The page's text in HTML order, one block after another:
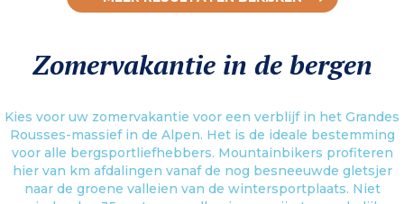
Zomervakantie in de bergen
Kies voor uw zomervakantie voor een verblijf in het Grandes
Rousses-massief in de Alpen. Het is de ideale bestemming
voor alle bergsportliefhebbers. Mountainbikers profiteren
hier van km afdalingen vanaf de nog besneeuwde gletsjer
naar de groene valleien van de wintersportplaats. Niet